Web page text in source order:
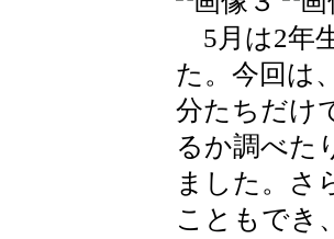
5月は2年
た。今回は
分たちだけ
るか調べた
ました。さ
こともでき